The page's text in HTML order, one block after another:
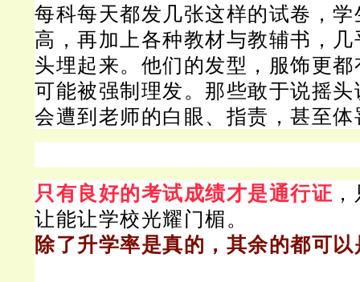
每科每天都发几张这样的试卷，
高，再加上各种教材与教辅书，
头埋起来。 他们的发型，服饰更
可能被强制理发。 那些敢于说摇头
会遭到老师的白眼、指责，甚至体
只有良好的考试成绩才是通行证
让能让学校光耀门楣。
除了升学率是真的，其余的都可